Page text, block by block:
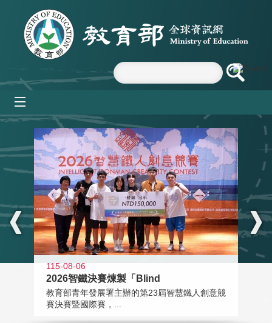
跳到主要內容區塊
:::
115-08-06
2026智鐵決賽煉製「Blind
教育部青年發展署主辦的第23屆智慧鐵人創意競
賽決賽暨國際賽，...